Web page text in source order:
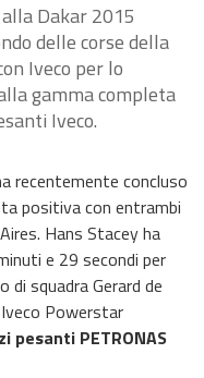
Dakar 2015
delle corse della
Iveco per lo
gamma completa
Iveco.
recentemente concluso
positiva con entrambi
Hans Stacey ha
e 29 secondi per
squadra Gerard de
Powerstar
pesanti PETRONAS